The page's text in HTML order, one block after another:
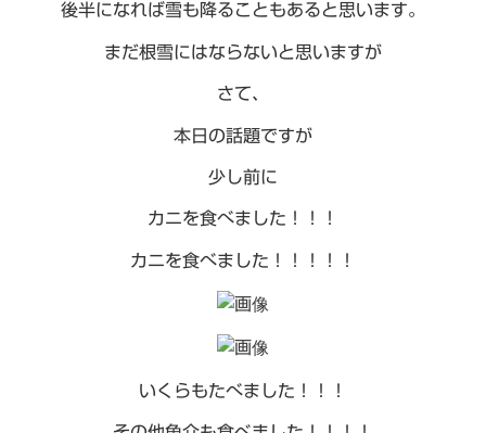
後半になれば雪も降ることもあると思います。
まだ根雪にはならないと思いますが
さて、
本日の話題ですが
少し前に
カニを食べました！！！
カニを食べました！！！！！
いくらもたべました！！！